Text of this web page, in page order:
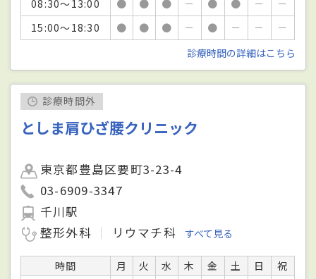
08:30～13:00
● ● ● － ● ● －
－
15:00～18:30
● ● ● － ● － －
－
診療時間の詳細はこちら
診療時間外
としま肩ひざ腰クリニック
東京都豊島区要町3-23-4
03-6909-3347
千川駅
整形外科
リウマチ科 すべて見る
時間 月 火 水 木 金 土 日
祝